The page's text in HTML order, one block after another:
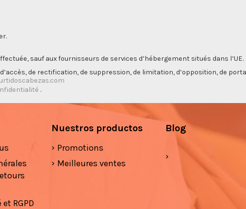
sauf aux fournisseurs de services d’hébergement situés dans l’UE.
de rectification, de suppression, de limitation, d’opposition, de
.
RGPD
Nuestros productos
Promotions
Meilleures ventes
Blog